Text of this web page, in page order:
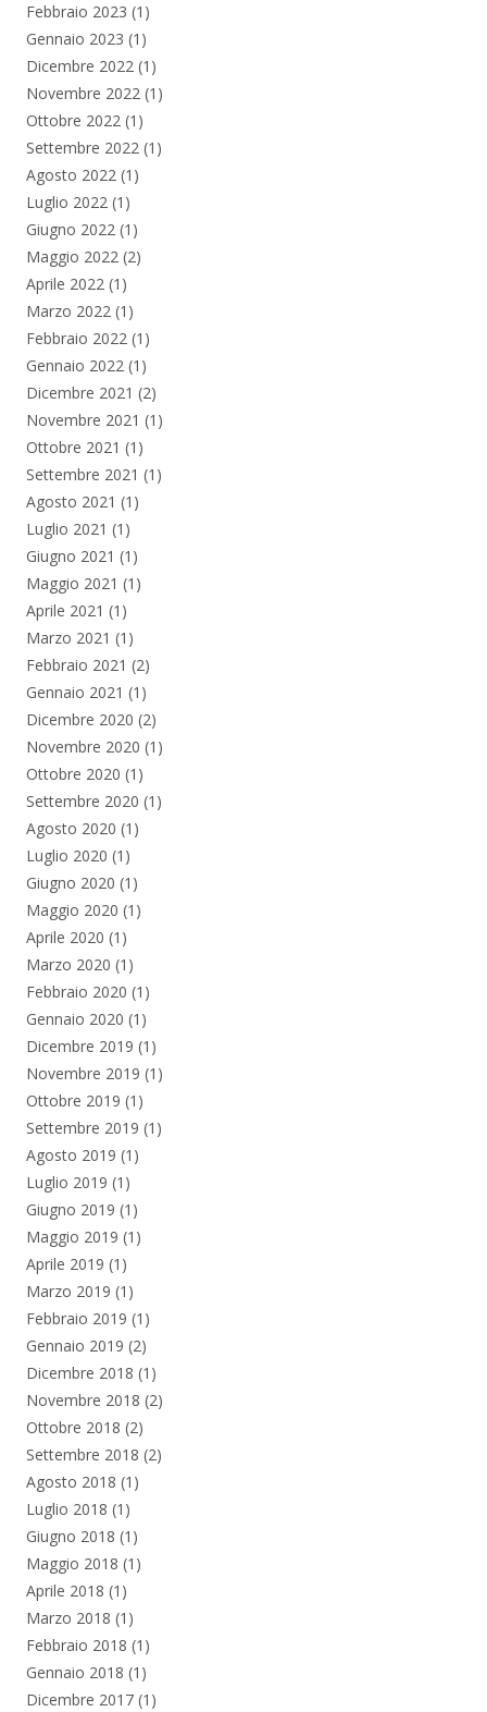
Febbraio 2023 (1)
Gennaio 2023 (1)
Dicembre 2022 (1)
Novembre 2022 (1)
Ottobre 2022 (1)
Settembre 2022 (1)
Agosto 2022 (1)
Luglio 2022 (1)
Giugno 2022 (1)
Maggio 2022 (2)
Aprile 2022 (1)
Marzo 2022 (1)
Febbraio 2022 (1)
Gennaio 2022 (1)
Dicembre 2021 (2)
Novembre 2021 (1)
Ottobre 2021 (1)
Settembre 2021 (1)
Agosto 2021 (1)
Luglio 2021 (1)
Giugno 2021 (1)
Maggio 2021 (1)
Aprile 2021 (1)
Marzo 2021 (1)
Febbraio 2021 (2)
Gennaio 2021 (1)
Dicembre 2020 (2)
Novembre 2020 (1)
Ottobre 2020 (1)
Settembre 2020 (1)
Agosto 2020 (1)
Luglio 2020 (1)
Giugno 2020 (1)
Maggio 2020 (1)
Aprile 2020 (1)
Marzo 2020 (1)
Febbraio 2020 (1)
Gennaio 2020 (1)
Dicembre 2019 (1)
Novembre 2019 (1)
Ottobre 2019 (1)
Settembre 2019 (1)
Agosto 2019 (1)
Luglio 2019 (1)
Giugno 2019 (1)
Maggio 2019 (1)
Aprile 2019 (1)
Marzo 2019 (1)
Febbraio 2019 (1)
Gennaio 2019 (2)
Dicembre 2018 (1)
Novembre 2018 (2)
Ottobre 2018 (2)
Settembre 2018 (2)
Agosto 2018 (1)
Luglio 2018 (1)
Giugno 2018 (1)
Maggio 2018 (1)
Aprile 2018 (1)
Marzo 2018 (1)
Febbraio 2018 (1)
Gennaio 2018 (1)
Dicembre 2017 (1)